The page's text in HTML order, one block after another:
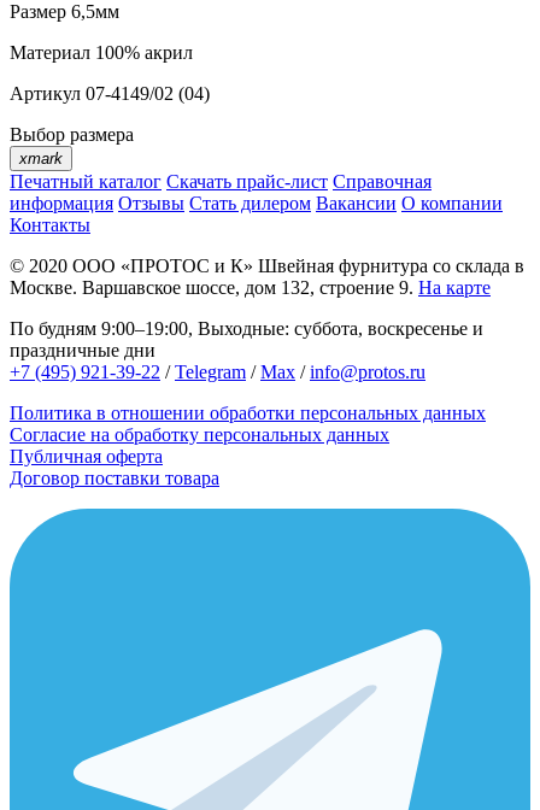
Размер 6,5мм
Материал 100% акрил
Артикул 07-4149/02 (04)
Выбор размера
xmark
Печатный каталог Скачать прайс-лист Справочная
информация Отзывы Стать дилером Вакансии О компании
Контакты
© 2020 ООО «ПРОТОС и К» Швейная фурнитура со склада в
Москве. Варшавское шоссе, дом 132, строение 9. На карте
По будням 9:00–19:00, Выходные: суббота, воскресенье и
праздничные дни
+7 (495) 921-39-22 /Telegram /Max /info@protos.ru
Политика в отношении обработки персональных данных
Согласие на обработку персональных данных
Публичная оферта
Договор поставки товара